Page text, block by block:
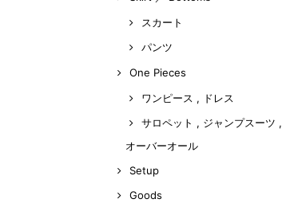
スカート
パンツ
One Pieces
ワンピース , ドレス
サロペット , ジャンプスーツ ,
オーバーオール
Setup
Goods